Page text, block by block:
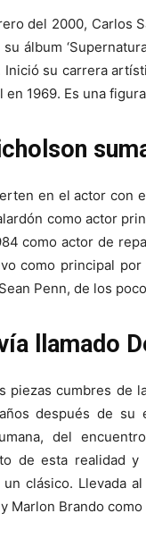
del 2000, Carlos
su álbum
Inició su carrera
en 1969. Es una
en el actor con
como actor
como actor de
como principal
Penn, de los
llamado
piezas cumbres de
después de su
del
de esta realidad
un clásico. Llevada
Marlon Brando